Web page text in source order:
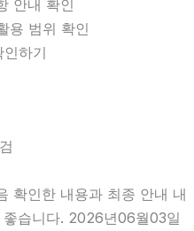
안내 확인
용 범위 확인
하기
확인한 내용과 최종 안내 내
습니다. 2026년06월03일